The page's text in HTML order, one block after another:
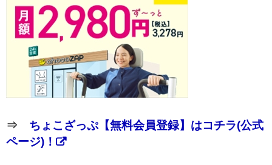
⇒ ちょこざっぷ【無料会員登録】はコチラ(公式
ページ)！